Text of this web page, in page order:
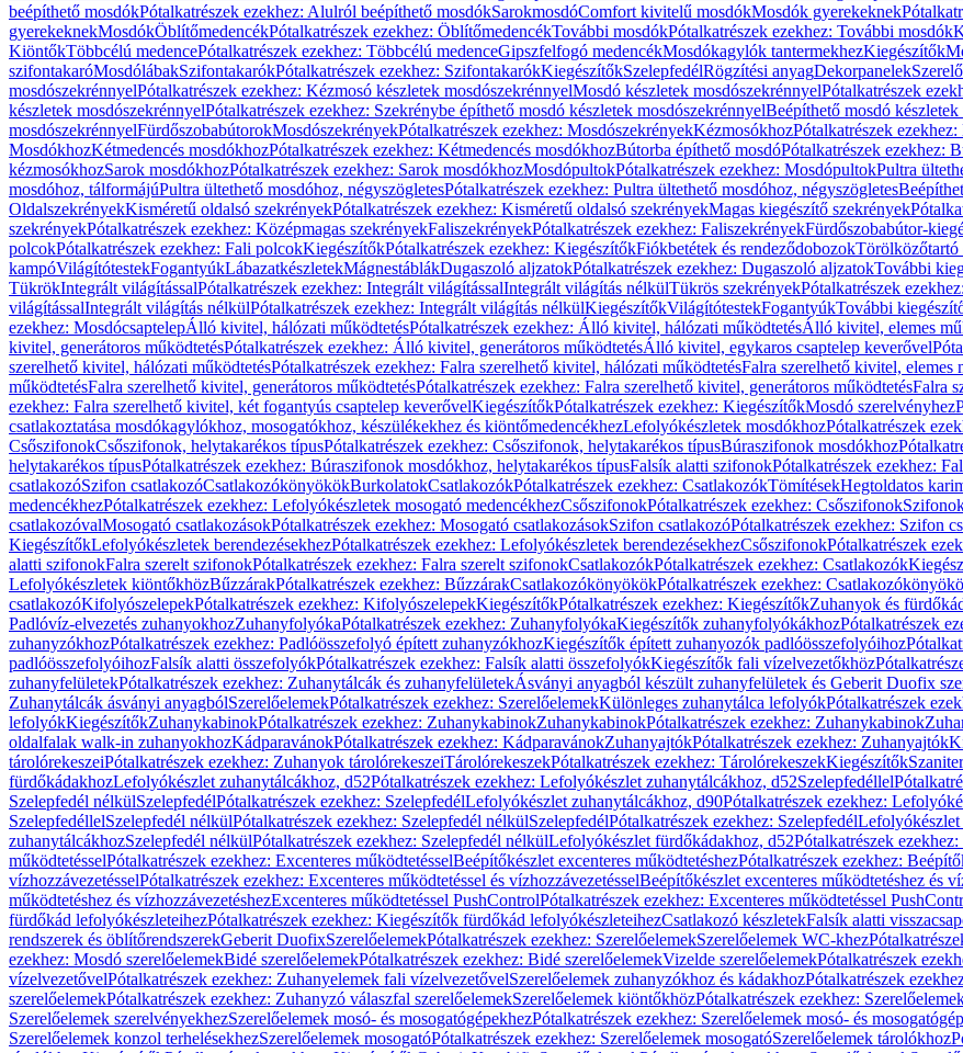
beépíthető mosdókPótalkatrészek ezekhez: Alulról beépíthető mosdókSarokmosdóComfort kivitelű mosdókMosdók gyerekeknek
gyerekeknekMosdókÖblítőmedencékPótalkatrészek ezekhez: ÖblítőmedencékTovábbi mosdókPótalkatrészek ezekhez: További mosdók
KiöntőkTöbbcélú medencePótalkatrészek ezekhez: Többcélú medenceGipszfelfogó medencékMosdókagylók tantermekhezKiegészítők
szifontakaróMosdólábakSzifontakarókPótalkatrészek ezekhez: SzifontakarókKiegészítőkSzelepfedélRögzítési anyagDekorpanelek
mosdószekrénnyelPótalkatrészek ezekhez: Kézmosó készletek mosdószekrénnyelMosdó készletek mosdószekrénnyelPótalkatrészek
készletek mosdószekrénnyelPótalkatrészek ezekhez: Szekrénybe építhető mosdó készletek mosdószekrénnyelBeépíthető mosdó
mosdószekrénnyelFürdőszobabútorokMosdószekrényekPótalkatrészek ezekhez: MosdószekrényekKézmosókhozPótalkatrészek
MosdókhozKétmedencés mosdókhozPótalkatrészek ezekhez: Kétmedencés mosdókhozBútorba építhető mosdóPótalkatrészek ezekhez:
kézmosókhozSarok mosdókhozPótalkatrészek ezekhez: Sarok mosdókhozMosdópultokPótalkatrészek ezekhez: MosdópultokPultra
mosdóhoz, tálformájúPultra ültethető mosdóhoz, négyszögletesPótalkatrészek ezekhez: Pultra ültethető mosdóhoz, négyszögletes
OldalszekrényekKisméretű oldalsó szekrényekPótalkatrészek ezekhez: Kisméretű oldalsó szekrényekMagas kiegészítő szekrények
szekrényekPótalkatrészek ezekhez: Középmagas szekrényekFaliszekrényekPótalkatrészek ezekhez: FaliszekrényekFürdőszobabútor-
polcokPótalkatrészek ezekhez: Fali polcokKiegészítőkPótalkatrészek ezekhez: KiegészítőkFiókbetétek és rendeződobozokTörölközőtartó
kampóVilágítótestekFogantyúkLábazatkészletekMágnestáblákDugaszoló aljzatokPótalkatrészek ezekhez: Dugaszoló aljzatokTovábbi
TükrökIntegrált világítássalPótalkatrészek ezekhez: Integrált világítássalIntegrált világítás nélkülTükrös szekrényekPótalkatrészek
világítássalIntegrált világítás nélkülPótalkatrészek ezekhez: Integrált világítás nélkülKiegészítőkVilágítótestekFogantyúkTovábbi
ezekhez: MosdócsaptelepÁlló kivitel, hálózati működtetésPótalkatrészek ezekhez: Álló kivitel, hálózati működtetésÁlló kivitel, elemes
kivitel, generátoros működtetésPótalkatrészek ezekhez: Álló kivitel, generátoros működtetésÁlló kivitel, egykaros csaptelep keverővel
szerelhető kivitel, hálózati működtetésPótalkatrészek ezekhez: Falra szerelhető kivitel, hálózati működtetésFalra szerelhető kivitel, elemes
működtetésFalra szerelhető kivitel, generátoros működtetésPótalkatrészek ezekhez: Falra szerelhető kivitel, generátoros működtetésFalra
ezekhez: Falra szerelhető kivitel, két fogantyús csaptelep keverővelKiegészítőkPótalkatrészek ezekhez: KiegészítőkMosdó szerelvényhez
csatlakoztatása mosdókagylókhoz, mosogatókhoz, készülékekhez és kiöntőmedencékhezLefolyókészletek mosdókhozPótalkatrészek
CsőszifonokCsőszifonok, helytakarékos típusPótalkatrészek ezekhez: Csőszifonok, helytakarékos típusBúraszifonok mosdókhoz
helytakarékos típusPótalkatrészek ezekhez: Búraszifonok mosdókhoz, helytakarékos típusFalsík alatti szifonokPótalkatrészek ezekhez:
csatlakozóSzifon csatlakozóCsatlakozókönyökökBurkolatokCsatlakozókPótalkatrészek ezekhez: CsatlakozókTömítésekHegtoldatos
medencékhezPótalkatrészek ezekhez: Lefolyókészletek mosogató medencékhezCsőszifonokPótalkatrészek ezekhez: Csőszifonok
csatlakozóvalMosogató csatlakozásokPótalkatrészek ezekhez: Mosogató csatlakozásokSzifon csatlakozóPótalkatrészek ezekhez: Szifon
KiegészítőkLefolyókészletek berendezésekhezPótalkatrészek ezekhez: Lefolyókészletek berendezésekhezCsőszifonokPótalkatrészek
alatti szifonokFalra szerelt szifonokPótalkatrészek ezekhez: Falra szerelt szifonokCsatlakozókPótalkatrészek ezekhez: Csatlakozók
Lefolyókészletek kiöntőkhözBűzzárakPótalkatrészek ezekhez: BűzzárakCsatlakozókönyökökPótalkatrészek ezekhez:
csatlakozóKifolyószelepekPótalkatrészek ezekhez: KifolyószelepekKiegészítőkPótalkatrészek ezekhez: KiegészítőkZuhanyok és
Padlóvíz-elvezetés zuhanyokhozZuhanyfolyókaPótalkatrészek ezekhez: ZuhanyfolyókaKiegészítők zuhanyfolyókákhozPótalkatrészek
zuhanyzókhozPótalkatrészek ezekhez: Padlóösszefolyó épített zuhanyzókhozKiegészítők épített zuhanyozók padlóösszefolyóihoz
padlóösszefolyóihozFalsík alatti összefolyókPótalkatrészek ezekhez: Falsík alatti összefolyókKiegészítők fali vízelvezetőkhöz
zuhanyfelületekPótalkatrészek ezekhez: Zuhanytálcák és zuhanyfelületekÁsványi anyagból készült zuhanyfelületek és Geberit Duofix
Zuhanytálcák ásványi anyagbólSzerelőelemekPótalkatrészek ezekhez: SzerelőelemekKülönleges zuhanytálca lefolyókPótalkatrészek
lefolyókKiegészítőkZuhanykabinokPótalkatrészek ezekhez: ZuhanykabinokZuhanykabinokPótalkatrészek ezekhez: Zuhanykabinok
oldalfalak walk-in zuhanyokhozKádparavánokPótalkatrészek ezekhez: KádparavánokZuhanyajtókPótalkatrészek ezekhez: Zuhanyajtók
tárolórekeszeiPótalkatrészek ezekhez: Zuhanyok tárolórekeszeiTárolórekeszekPótalkatrészek ezekhez: TárolórekeszekKiegészítők
fürdőkádakhozLefolyókészlet zuhanytálcákhoz, d52Pótalkatrészek ezekhez: Lefolyókészlet zuhanytálcákhoz, d52Szelepfedéllel
Szelepfedél nélkülSzelepfedélPótalkatrészek ezekhez: SzelepfedélLefolyókészlet zuhanytálcákhoz, d90Pótalkatrészek ezekhez:
SzelepfedéllelSzelepfedél nélkülPótalkatrészek ezekhez: Szelepfedél nélkülSzelepfedélPótalkatrészek ezekhez: SzelepfedélLefolyókészlet
zuhanytálcákhozSzelepfedél nélkülPótalkatrészek ezekhez: Szelepfedél nélkülLefolyókészlet fürdőkádakhoz, d52Pótalkatrészek
működtetésselPótalkatrészek ezekhez: Excenteres működtetésselBeépítőkészlet excenteres működtetéshezPótalkatrészek ezekhez:
vízhozzávezetésselPótalkatrészek ezekhez: Excenteres működtetéssel és vízhozzávezetésselBeépítőkészlet excenteres működtetéshez és
működtetéshez és vízhozzávezetéshezExcenteres működtetéssel PushControlPótalkatrészek ezekhez: Excenteres működtetéssel
fürdőkád lefolyókészleteihezPótalkatrészek ezekhez: Kiegészítők fürdőkád lefolyókészleteihezCsatlakozó készletekFalsík alatti
rendszerek és öblítőrendszerekGeberit DuofixSzerelőelemekPótalkatrészek ezekhez: SzerelőelemekSzerelőelemek WC-khez
ezekhez: Mosdó szerelőelemekBidé szerelőelemekPótalkatrészek ezekhez: Bidé szerelőelemekVizelde szerelőelemekPótalkatrészek
vízelvezetővelPótalkatrészek ezekhez: Zuhanyelemek fali vízelvezetővelSzerelőelemek zuhanyzókhoz és kádakhozPótalkatrészek
szerelőelemekPótalkatrészek ezekhez: Zuhanyzó válaszfal szerelőelemekSzerelőelemek kiöntőkhözPótalkatrészek ezekhez:
Szerelőelemek szerelvényekhezSzerelőelemek mosó- és mosogatógépekhezPótalkatrészek ezekhez: Szerelőelemek mosó- és
Szerelőelemek konzol terhelésekhezSzerelőelemek mosogatóPótalkatrészek ezekhez: Szerelőelemek mosogatóSzerelőelemek tárolókhoz